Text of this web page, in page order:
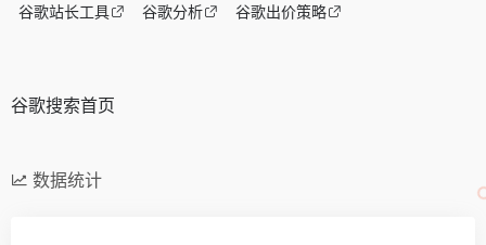
谷歌站长工具
谷歌分析 谷歌出价策略
谷歌搜索首页
数据统计